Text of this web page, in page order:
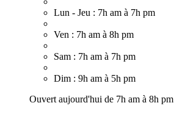
Lun - Jeu : 7h am à 7h pm
Ven : 7h am à 8h pm
Sam : 7h am à 7h pm
Dim : 9h am à 5h pm
Ouvert aujourd'hui de 7h am à 8h pm